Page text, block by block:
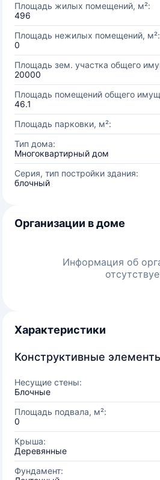
Площадь жилых помещений, м²:
496
Площадь нежилых помещений, м²:
0
Площадь зем. участка общего
20000
Площадь помещений общего
46.1
Площадь парковки, м²:
Тип дома:
Многоквартирный дом
Серия, тип постройки здания:
блочный
Организации в доме
Информация об
Характеристики
Конструктивные
Несущие стены:
Блочные
Площадь подвала, м²:
0
Крыша:
Деревянные
Фундамент: